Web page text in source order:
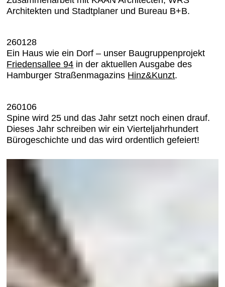
Architekten und Stadtplaner und Bureau B+B.
260128
Ein Haus wie ein Dorf – unser Baugruppenprojekt
Friedensallee 94 in der aktuellen Ausgabe des
Hamburger Straßenmagazins Hinz&Kunzt.
260106
Spine wird 25 und das Jahr setzt noch einen drauf.
Dieses Jahr schreiben wir ein Vierteljahrhundert
Bürogeschichte und das wird ordentlich gefeiert!